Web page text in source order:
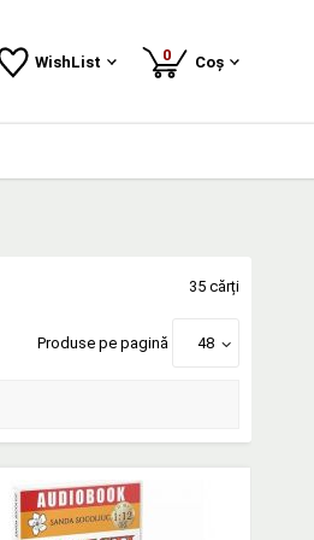
WishList 0produse
Coș
35 cărți
Produse pe pagină 48